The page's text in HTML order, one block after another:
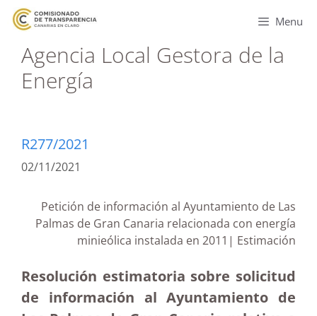
Menu
Agencia Local Gestora de la
Energía
R277/2021
02/11/2021
Petición de información al Ayuntamiento de Las
Palmas de Gran Canaria relacionada con energía
minieólica instalada en 2011| Estimación
Resolución estimatoria sobre solicitud
de información al Ayuntamiento de